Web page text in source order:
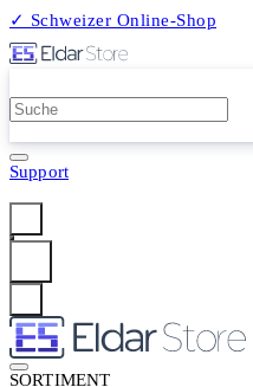
✓ Schweizer Online-Shop
Support
SORTIMENT